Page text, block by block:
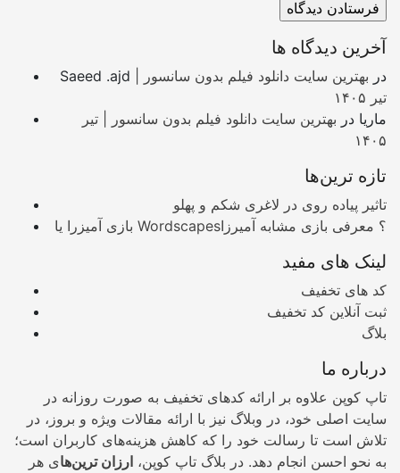
آخرین دیدگاه ها
Saeed .ajd در بهترین سایت دانلود فیلم بدون سانسور |
تیر ۱۴۰۵
ماریا در بهترین سایت دانلود فیلم بدون سانسور | تیر
۱۴۰۵
تازه ترین‌ها
تاثیر پیاده روی در لاغری شکم و پهلو
بازی آمیزرا یا Wordscapes؟ معرفی بازی مشابه آمیرزا
لینک های مفید
کد های تخفیف
ثبت آنلاین کد تخفیف
بلاگ
درباره ما
تاپ کوپن علاوه بر ارائه کدهای تخفیف به صورت روزانه در
سایت اصلی خود، در وبلاگ نیز با ارائه مقالات ویژه و بروز، در
تلاش است تا رسالت خود را که کاهش هزینه‌های کاربران است؛
به نحو احسن انجام دهد. در بلاگ تاپ کوپن، ارزان ترین‌های هر